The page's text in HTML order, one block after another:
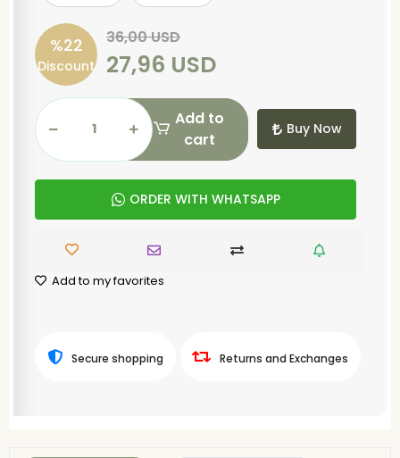
%22
Discount
36,00 USD
27,96 USD
Add to
cart
Buy Now
ORDER WITH WHATSAPP
Add to my favorites
Secure shopping Returns and Exchanges